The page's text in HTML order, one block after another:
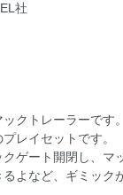
社
クトレーラーです。
レイセットです。
ゲート開閉し、
よなど、ギミック